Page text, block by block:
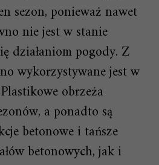
sezon, ponieważ nawet
nie jest w stanie
działaniom pogody. Z
wykorzystywane jest w
obrzeża
a ponadto są
betonowe i tańsze
betonowych, jak i